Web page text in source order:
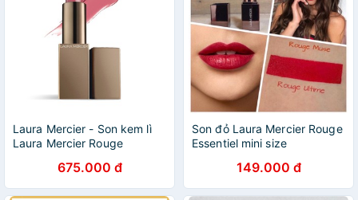
Laura Mercier - Son kem lì
Laura Mercier Rouge
Rose 3.5g675.000 đ
Son đỏ Laura Mercier Rouge
Essentiel mini size
149.000 đ